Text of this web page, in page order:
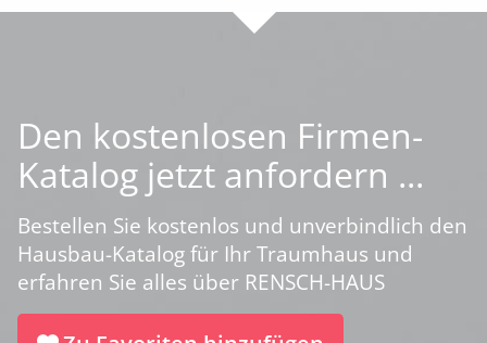
Den kostenlosen Firmen-
Katalog jetzt anfordern ...
Bestellen Sie kostenlos und unverbindlich den
Hausbau-Katalog für Ihr Traumhaus und
erfahren Sie alles über RENSCH-HAUS